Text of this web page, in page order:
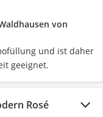
von
und ist daher
geeignet.
Rosé